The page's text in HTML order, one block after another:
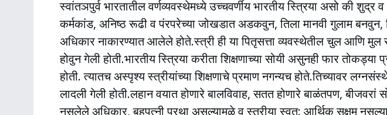
स्वांतञपुर्व भारतातील वर्णव्यवस्थेमध्ये उच्चवर्णीय भारतीय स्त्रिया असो की शुद्र
कर्मकांड, अनिष्ठ रूढी व पंरपरेच्या जोखडात अडकवुन, तिला मानवी गुलाम
अधिकार नाकारण्यात आलेले होते.स्त्री ही या पितृसत्ता व्यवस्थेतील चुल आणि मुल
होवुन गेली होती.भारतीय स्त्रिया करीता शिक्षणाच्या सोयी असुनही फार तोकड्या
होती. त्यातच ‍अस्पृश्य स्त्रीयांच्या शिक्षणाचे प्रमाण नगन्यच होते.तिच्यावर
लादली गेली होती.लहान वयात होणारे बालविवाह, सतत होणारे बाळंतपण, बीजवरां
नसलेले अधिकार, बहुपत्नी प्रथा असल्यामुळे व स्त्रीया स्वत: आर्थिक सक्षम